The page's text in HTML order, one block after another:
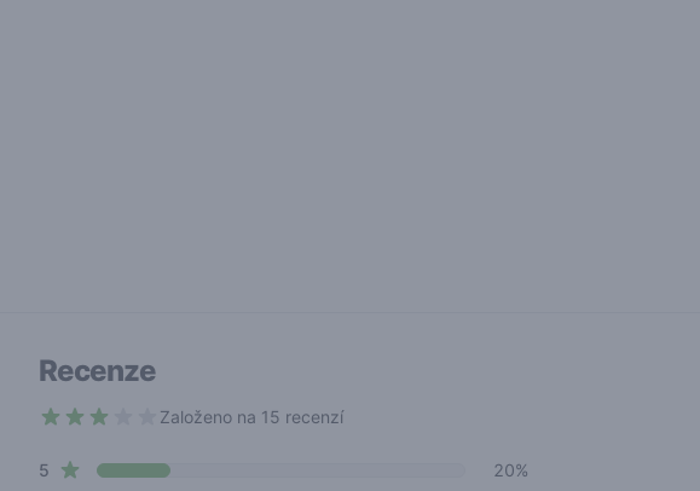
Recenze
Založeno na 15 recenzí
Review data
5 star reviews
20%